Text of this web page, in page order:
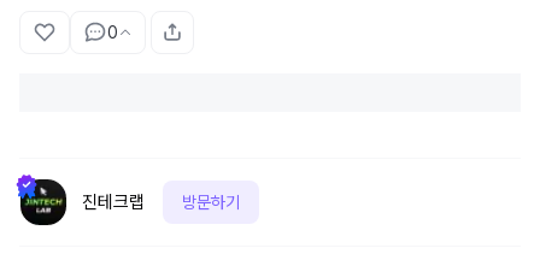
0
진테크랩 방문하기